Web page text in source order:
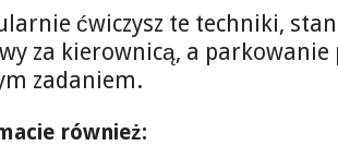
ćwiczysz te techniki,
za kierownicą, a parkowanie
zadaniem.
również: